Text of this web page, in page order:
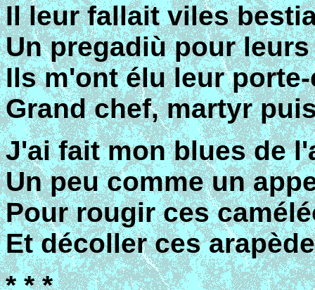
Il leur fallait viles
Un pregadiù pour
Ils m'ont élu leur
Grand chef, martyr
J'ai fait mon blues de
Un peu comme un
Pour rougir ces
Et décoller ces